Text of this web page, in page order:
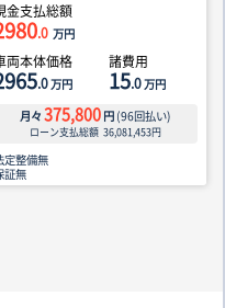
金支払総額
.0 万円
両本体価格
.0万円
諸費用
15.0万円
月々 375,800 円 (96回払い)
ローン支払総額 36,081,453円
定整備無
証無